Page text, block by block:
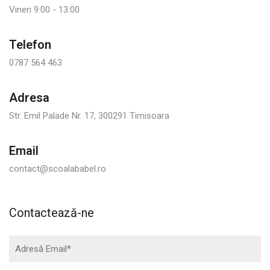
Vineri 9:00 - 13:00
Telefon
0787 564 463
Adresa
Str. Emil Palade Nr. 17, 300291 Timisoara
Email
contact@scoalababel.ro
Contactează-ne